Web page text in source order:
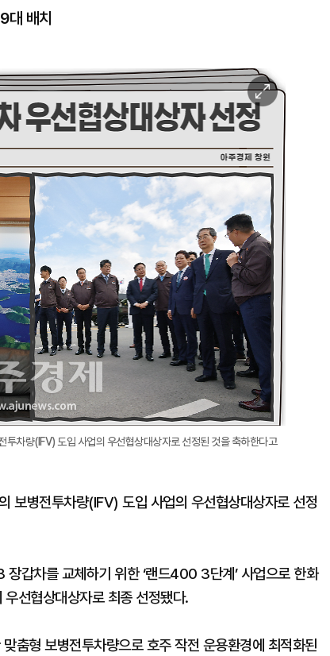
배치
이
미
확
대
투차량(IFV) 도입 사업의 우선협상대상자로 선정된 것을 축하한다고
보병전투차량(IFV) 도입 사업의 우선협상대상자로 선정
갑차를 교체하기 위한 ‘랜드400 3단계’ 사업으로 한화
선협상대상자로 최종 선정됐다.
춤형 보병전투차량으로 호주 작전 운용환경에 최적화된